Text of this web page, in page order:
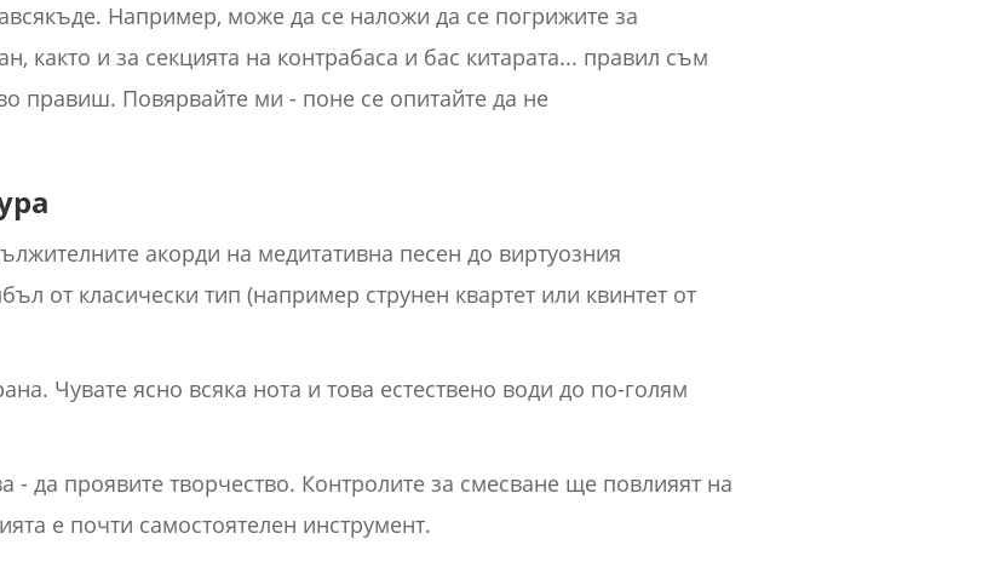
Например, може да се наложи да се погрижите за
както и за секцията на контрабаса и бас китарата... правил съм
правиш. Повярвайте ми - поне се опитайте да не
акорди на медитативна песен до виртуозния
от класически тип (например струнен квартет или квинтет от
Чувате ясно всяка нота и това естествено води до по-голям
- да проявите творчество. Контролите за смесване ще повлияят на
е почти самостоятелен инструмент.